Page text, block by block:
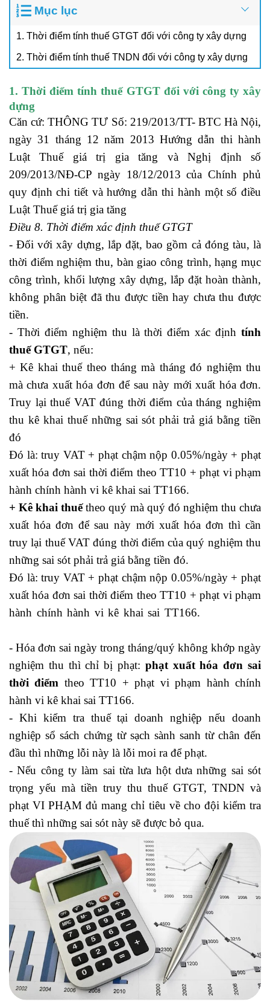
Mục lục
1. Thời điểm tính thuế GTGT đối với công ty xây dựng
2. Thời điểm tính thuế TNDN đối với công ty xây dựng
1. Thời điểm tính thuế GTGT đối với công ty xây
dựng
Căn cứ: THÔNG TƯ Số: 219/2013/TT- BTC Hà Nội,
ngày 31 tháng 12 năm 2013 Hướng dẫn thi hành
Luật Thuế giá trị gia tăng và Nghị định số
209/2013/NĐ-CP ngày 18/12/2013 của Chính phủ
quy định chi tiết và hướng dẫn thi hành một số điều
Luật Thuế giá trị gia tăng
Điều 8. Thời điểm xác định thuế GTGT
- Đối với xây dựng, lắp đặt, bao gồm cả đóng tàu, là
thời điểm nghiệm thu, bàn giao công trình, hạng mục
công trình, khối lượng xây dựng, lắp đặt hoàn thành,
không phân biệt đã thu được tiền hay chưa thu được
tiền.
- Thời điểm nghiệm thu là thời điểm xác định tính
thuế GTGT, nếu:
+ Kê khai thuế theo tháng mà tháng đó nghiệm thu
mà chưa xuất hóa đơn để sau này mới xuất hóa đơn.
Truy lạithuế VAT đúng thời điểm của tháng nghiệm
thu kê khai thuế những sai sót phải trả giá bằng tiền
đó
Đó là: truy VAT + phạt chậm nộp 0.05%/ngày + phạt
xuất hóa đơn sai thời điểm theo TT10 + phạt vi phạm
hành chính hành vi kê khai sai TT166.
+ Kê khai thuếtheo quý mà quý đó nghiệm thu chưa
xuất hóa đơn để sau này mới xuất hóa đơn thì cần
truy lại thuế VAT đúng thời điểm của quý nghiệm thu
những sai sót phải trả giá bằng tiền đó.
Đó là: truy VAT + phạt chậm nộp 0.05%/ngày + phạt
xuất hóa đơn sai thời điểm theo TT10 + phạt vi phạm
hành chính hành vi kê khai sai TT166.
- Hóa đơn sai ngày trong tháng/quý không khớp ngày
nghiệm thu thì chỉ bị phạt: phạt xuất hóa đơn sai
thời điểm theo TT10 + phạt vi phạm hành chính
hành vi kê khai sai TT166.
- Khi kiểm tra thuế tại doanh nghiệp nếu doanh
nghiệp sổ sách chứng từ sạch sành sanh từ chân đến
đầu thì những lỗi này là lỗi moi ra để phạt.
- Nếu công ty làm sai từa lưa hột dưa những sai sót
trọng yếu mà tiền truy thu thuế GTGT, TNDN và
phạt VI PHẠM đủ mang chỉ tiêu về cho đội kiểm tra
thuế thì những sai sót này sẽ được bỏ qua.